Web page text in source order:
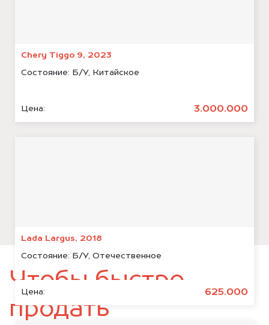
Chery Tiggo 9, 2023
Состояние: Б/У, Китайское
Цена: 3.000.000
Lada Largus, 2018
Состояние: Б/У, Отечественное
Цена: 625.000
Чтобы быстро
продать